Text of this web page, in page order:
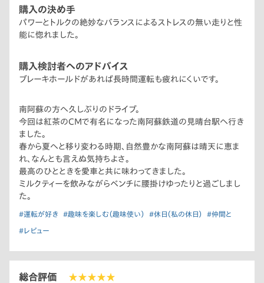
購入の決め手
パワーとトルクの絶妙なバランスによるストレスの無い走りと性
能に惚れました。
購入検討者へのアドバイス
ブレーキホールドがあれば長時間運転も疲れにくいです。
南阿蘇の方へ久しぶりのドライブ。
今回は紅茶のCMで有名になった南阿蘇鉄道の見晴台駅へ行き
ました。
春から夏へと移り変わる時期、自然豊かな南阿蘇は晴天に恵ま
れ、なんとも言えぬ気持ちよさ。
最高のひとときを愛車と共に味わってきました。
ミルクティーを飲みながらベンチに腰掛けゆったりと過ごしまし
た。
#運転が好き #趣味を楽しむ（趣味使い） #休日（私の休日） #仲間と
#レビュー
総合評価 ★★★★★